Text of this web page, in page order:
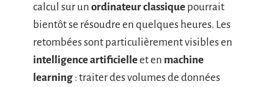
calcul sur un ordinateur classique pourrait
bientôt se résoudre en quelques heures. Les
retombées sont particulièrement visibles en
intelligence artificielleet en machine
learning : traiter des volumes de données